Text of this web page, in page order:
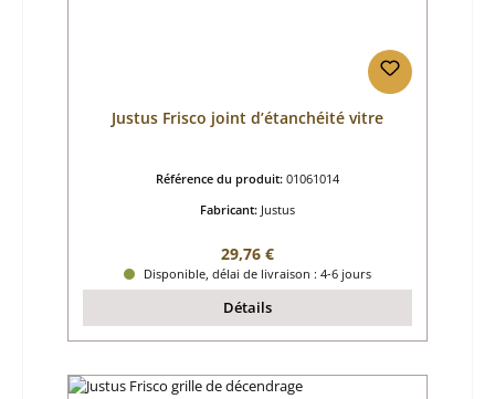
Justus Frisco joint d’étanchéité vitre
Référence du produit: 01061014
Fabricant: Justus
Prix régulier :
29,76 €
Disponible, délai de livraison : 4-6 jours
Détails